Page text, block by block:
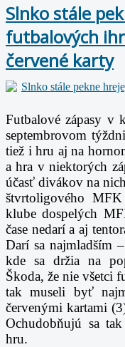
Slnko stále
futbalových
červené karty
Futbalové zápasy v
septembrovom
tiež i hru aj na
a hra v niektorých
účasť divákov na
štvrtoligového
klube dospelých
čase nedarí a aj
Darí sa najmladším
kde sa držia na
Škoda, že nie všetci
tak museli byť
červenými kartami
Ochudobňujú sa
hru.